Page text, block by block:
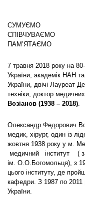
СУМУЄМО
СПІВЧУВАЄМО
ПАМ’ЯТАЄМО
7 травня 2018 року на
України, академік НАН
України, двічі Лауреат
техніки, доктор
Возіанов (1938 – 2018)
Олександр Федорович
медик, хірург, один із
жовтня 1938 року у м.
медичний інститут (
ім. О.О.Богомольця), з
цього інституту, де
кафедри. З 1987 по 2011
України.